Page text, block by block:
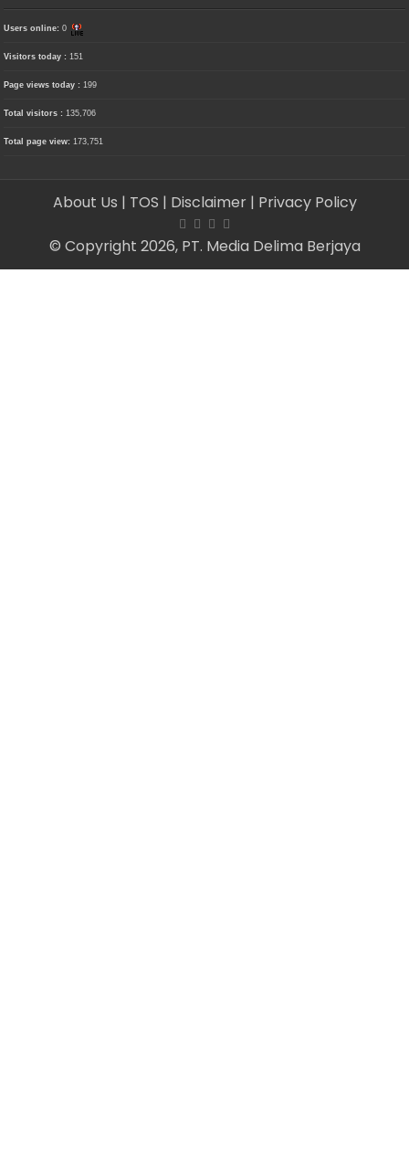
Users online:0
Visitors today :151
Page views today :199
Total visitors :135,706
Total page view:173,751
About Us | TOS | Disclaimer | Privacy Policy
© Copyright 2026, PT. Media Delima Berjaya